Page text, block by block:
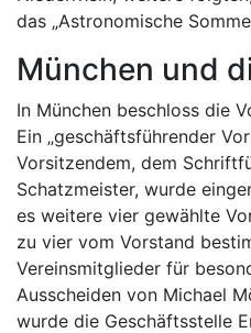
das „Astronomische
München und
In München beschloss die
Ein „geschäftsführender
Vorsitzendem, dem
Schatzmeister, wurde
es weitere vier gewählte
zu vier vom Vorstand
Vereinsmitglieder für
Ausscheiden von Michael
wurde die Geschäftsstelle